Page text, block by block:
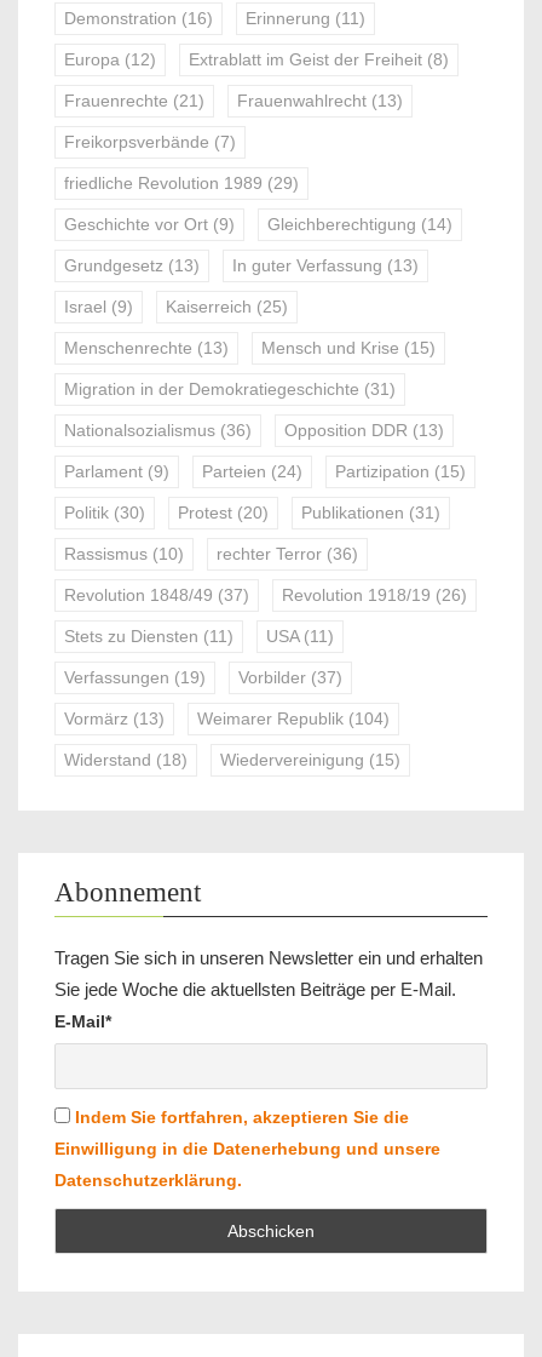
Demonstration (16) Erinnerung (11)
Europa (12) Extrablatt im Geist der Freiheit (8)
Frauenrechte (21) Frauenwahlrecht (13)
Freikorpsverbände (7)
friedliche Revolution 1989 (29)
Geschichte vor Ort (9) Gleichberechtigung (14)
Grundgesetz (13) In guter Verfassung (13)
Israel (9) Kaiserreich (25)
Menschenrechte (13) Mensch und Krise (15)
Migration in der Demokratiegeschichte (31)
Nationalsozialismus (36) Opposition DDR (13)
Parlament (9) Parteien (24) Partizipation (15)
Politik (30) Protest (20) Publikationen (31)
Rassismus (10) rechter Terror (36)
Revolution 1848/49 (37) Revolution 1918/19 (26)
Stets zu Diensten (11) USA(11)
Verfassungen (19) Vorbilder (37)
Vormärz (13) Weimarer Republik (104)
Widerstand (18) Wiedervereinigung (15)
Abonnement
Tragen Sie sich in unseren Newsletter ein und erhalten
Sie jede Woche die aktuellsten Beiträge per E-Mail.
E-Mail*
Indem Sie fortfahren, akzeptieren Sie die
Einwilligung in die Datenerhebung und unsere
Datenschutzerklärung.